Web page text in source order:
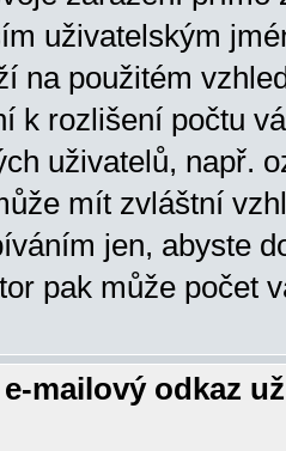
uživatelským
na použitém
k rozlišení počtu
uživatelů, např.
mít zvláštní
jen, abyste
pak může počet
mailový odkaz